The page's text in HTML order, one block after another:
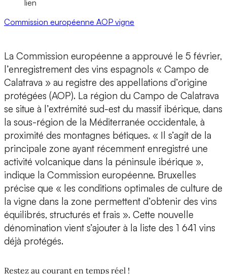
lien
Commission européenne AOP vigne
La Commission européenne a approuvé le 5 février,
l’enregistrement des vins espagnols « Campo de
Calatrava » au registre des appellations d’origine
protégées (AOP). La région du Campo de Calatrava
se situe à l’extrémité sud-est du massif ibérique, dans
la sous-région de la Méditerranée occidentale, à
proximité des montagnes bétiques. « Il s’agit de la
principale zone ayant récemment enregistré une
activité volcanique dans la péninsule ibérique »,
indique la Commission européenne. Bruxelles
précise que « les conditions optimales de culture de
la vigne dans la zone permettent d’obtenir des vins
équilibrés, structurés et frais ». Cette nouvelle
dénomination vient s’ajouter à la liste des 1 641 vins
déjà protégés.
Restez au courant en temps réel !